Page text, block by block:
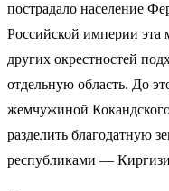
пострадало население
Российской империи эта
других окрестностей
отдельную область. До
жемчужиной
разделить благодатную
республиками —